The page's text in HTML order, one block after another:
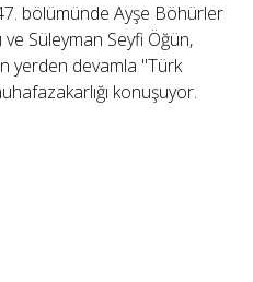
bölümünde Ayşe Böhürler
Süleyman Seyfi Öğün,
yerden devamla "Türk
konuşuyor.